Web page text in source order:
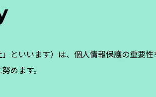
といいます）は、個人情報保護の重要
めます。